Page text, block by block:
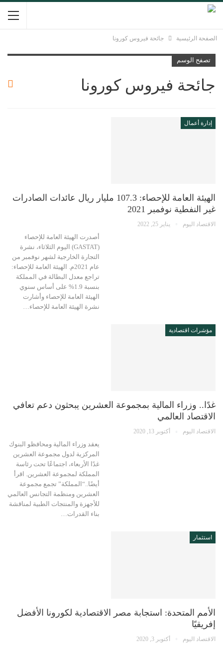
الصفحة الرئيسية جائحة فيروس كورونا
تصفح الوسم
جائحة فيروس كورونا
إدارة أعمال
الهيئة العامة للإحصاء: 107.3 مليار ريال عائدات الصادرات
غير النفطية نوفمبر 2021
الاقتصاد اليوم يناير 25, 2022
أصدرت الهيئة العامة للإحصاء
(GASTAT) اليوم الثلاثاء، نشرة
التجارة الخارجية لشهر نوفمبر من
عام 2021م. الهيئة العامة للإحصاء:
تراجع معدل البطالة في المملكة
بنسبة 1.9% على أساس سنوي
الهيئة العامة للإحصاء وأشارت
نشرة الهيئة العامة للإحصاء…
مؤشرات اقتصادية
غدًا.. وزراء المالية بمجموعة العشرين يبحثون دعم تعافي
الاقتصاد العالمي
الاقتصاد اليوم أكتوبر 13, 2020
يعقد وزراء المالية ومحافظو البنوك
المركزية لدول مجموعة العشرين
غدًا الأربعاء، اجتماعًا تحت رئاسة
المملكة لمجموعة العشرين. اقرأ
أيضًا..“المملكة” تجمع مجموعة
العشرين ومنظمة التجانس العالمي
للأجهزة والمنتجات الطبية لمناقشة
بناء القدرات…
استثمار
الأمم المتحدة: استجابة مصر الاقتصادية لكورونا الأفضل
إفريقيًا
الاقتصاد اليوم أكتوبر 3, 2020